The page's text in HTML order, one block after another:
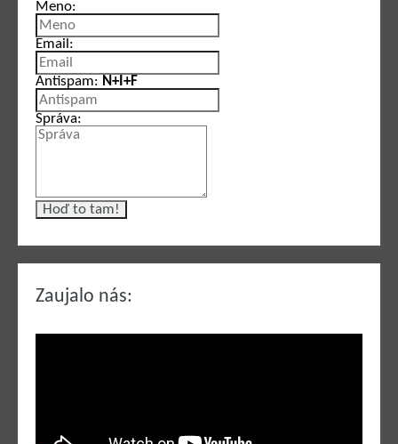
Zaujalo nás:
Meno:
Email:
Antispam: N+I+F
Správa: